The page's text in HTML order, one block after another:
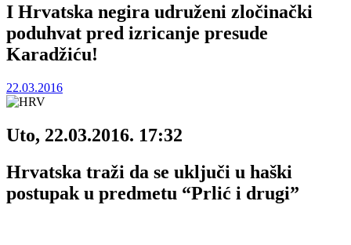
I Hrvatska negira udruženi zločinački
poduhvat pred izricanje presude
Karadžiću!
22.03.2016
Uto, 22.03.2016. 17:32
Hrvatska traži da se uključi u haški
postupak u predmetu “Prlić i drugi”